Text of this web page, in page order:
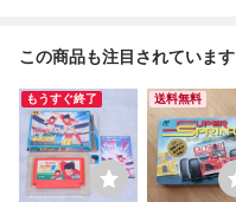
この商品も注目されています
もうすぐ終了 送料無料